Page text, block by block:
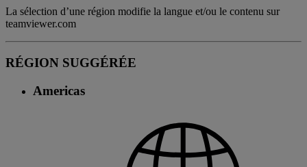
La sélection d’une région modifie la langue et/ou le contenu sur
teamviewer.com
RÉGION SUGGÉRÉE
Americas